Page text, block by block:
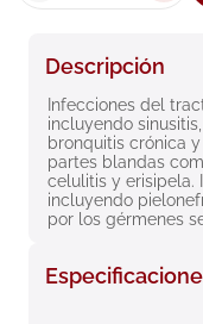
Descripción
Infecciones del
incluyendo
bronquitis crónica
partes blandas
celulitis y erisipela.
incluyendo
por los gérmenes
7. isdin
8. roche posay
9. megacistin
10. pañales